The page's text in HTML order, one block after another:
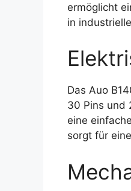
ermöglicht
in
Das Auo
30 Pins und
eine
sorgt für